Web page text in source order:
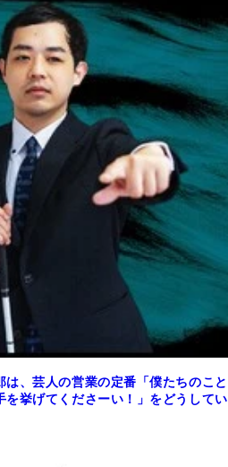
は、芸人の営業の定番「僕たちのこと
を挙げてくださーい！」をどうしてい